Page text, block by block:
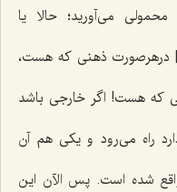
مى‌آورید؛ حالا یا
درهرصورت ذهنى كه هست،
كه هست! اگر خارجى باشد
راه‌ مى‌رود و یكى هم آن
شده است. پس الآن این